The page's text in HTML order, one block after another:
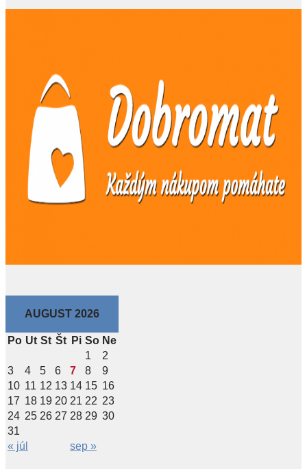
AUGUST 2026
Po Ut St Št Pi So Ne
1
2
3
4 5 6 7 8
9
10 11 12 13 14 15 16
17 18 19 20 21 22 23
24 25 26 27 28 29 30
31
« júl
sep »